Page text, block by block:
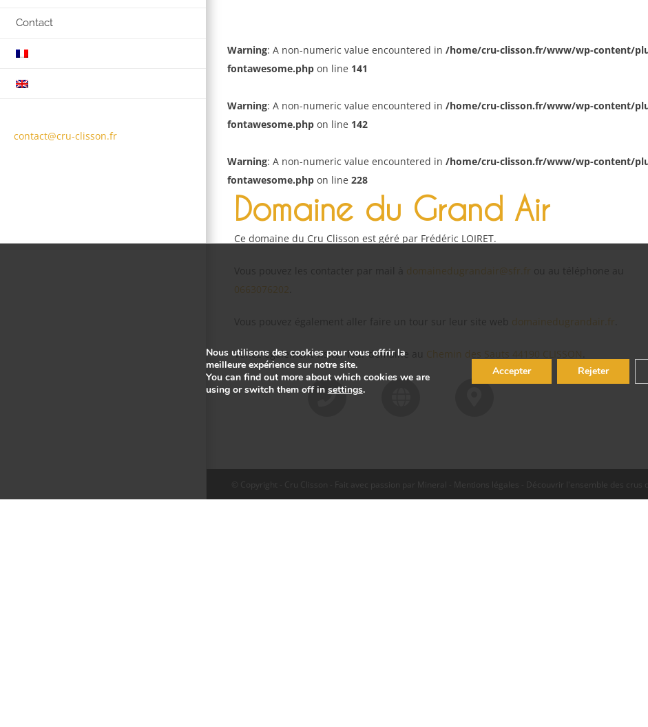
Contact
contact@cru-clisson.fr
Warning: A non-numeric value encountered in /home/cru-clisson.fr/www/wp-content/
fontawesome.php on line 141
Warning: A non-numeric value encountered in /home/cru-clisson.fr/www/wp-content/
fontawesome.php on line 142
Warning: A non-numeric value encountered in /home/cru-clisson.fr/www/wp-content/
fontawesome.php on line 228
Domaine du Grand Air
Ce domaine du Cru Clisson est géré par Frédéric LOIRET.
Vous pouvez les contacter par mail à domainedugrandair@sfr.fr ou au téléphone au
0663076202
Vous pouvez également aller faire un tour sur leur site web domainedugrandair.fr
Venez également visiter leur domaine au Chemin des Sauts 44190 CLISSON
© Copyright - Cru Clisson - Fait avec passion par Mineral Mentions légales Découvrir l'ensemble des crus
Nous utilisons des cookies pour vous offrir la
meilleure expérience sur notre site.
You can find out more about which cookies we are
using or switch them off in settings.
Accepter Rejeter